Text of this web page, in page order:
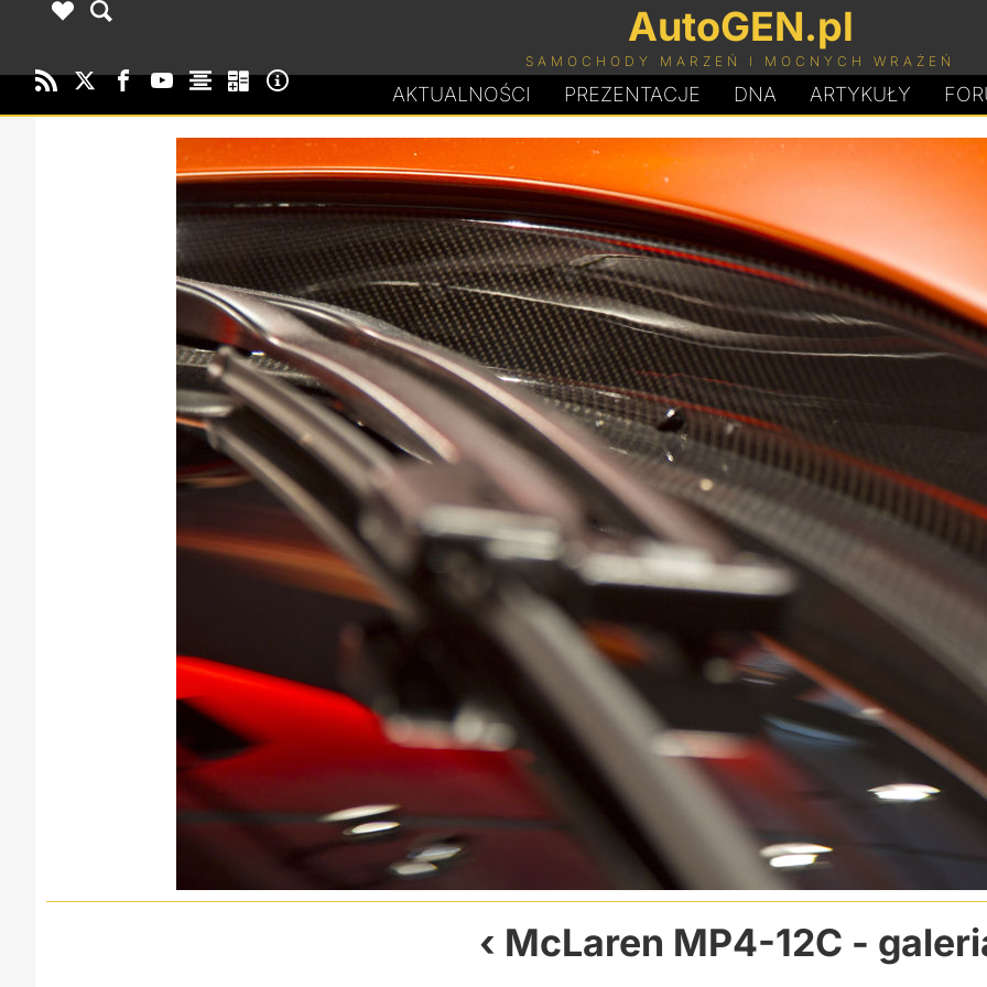
AutoGEN.pl
SAMOCHODY MARZEŃ I MOCNYCH WRAŻEŃ
AKTUALNOŚCI PREZENTACJE DNA ARTYKUŁY
McLaren MP4-12C -